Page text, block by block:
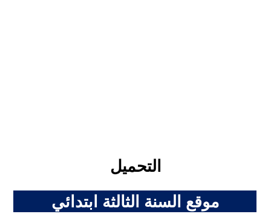
التحميل
موقع السنة الثالثة ابتدائي